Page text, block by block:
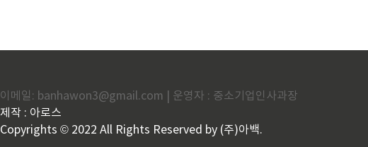
이메일: banhawon3@gmail.com | 운영자 : 중소기업인사과장
제작 : 아로스
Copyrights © 2022 All Rights Reserved by (주)아백.